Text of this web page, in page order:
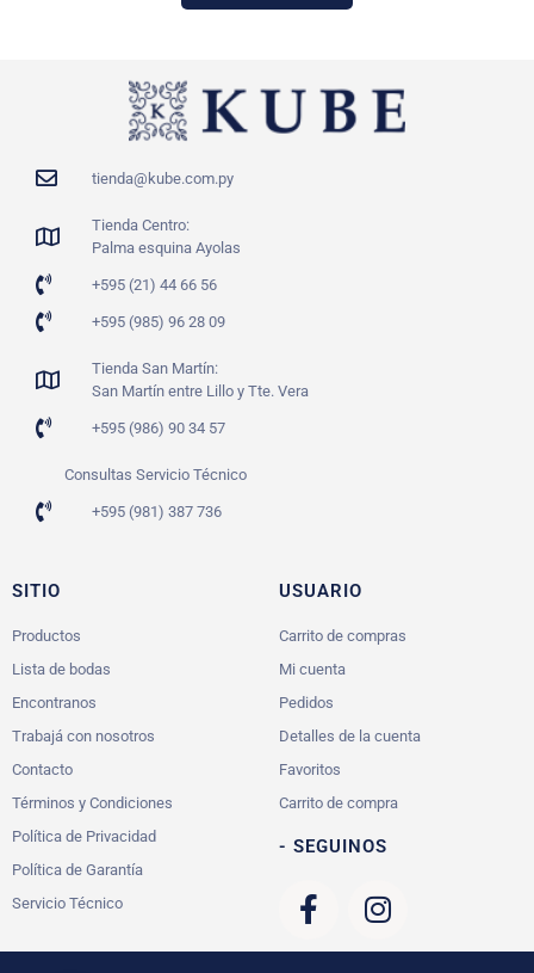
tienda@kube.com.py
Tienda Centro:
Palma esquina Ayolas
+595 (21) 44 66 56
+595 (985) 96 28 09
Tienda San Martín:
San Martín entre Lillo y Tte. Vera
+595 (986) 90 34 57
Consultas Servicio Técnico
+595 (981) 387 736
SITIO
Productos
Lista de bodas
Encontranos
Trabajá con nosotros
Contacto
Términos y Condiciones
Política de Privacidad
Política de Garantía
Servicio Técnico
USUARIO
Carrito de compras
Mi cuenta
Pedidos
Detalles de la cuenta
Favoritos
Carrito de compra
- SEGUINOS